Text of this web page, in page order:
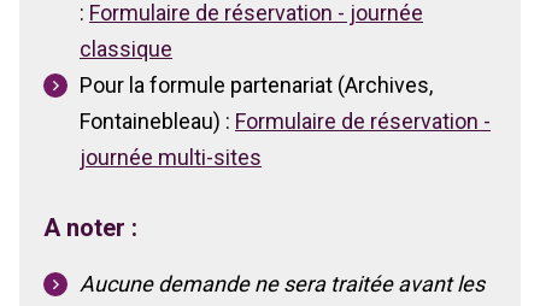
: Formulaire de réservation - journée
classique
Pour la formule partenariat (Archives,
Fontainebleau) : Formulaire de réservation -
journée multi-sites
A noter :
Aucune demande ne sera traitée avant les